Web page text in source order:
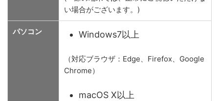
い場合がございます。)
パソコン Windows7以上
（対応ブラウザ：Edge、Firefox、Google
Chrome）
macOS X以上